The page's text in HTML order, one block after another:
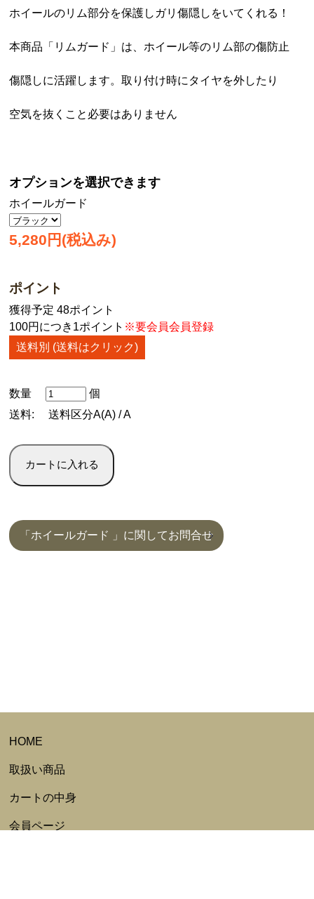
ホイールのリム部分を保護しガリ傷隠しをいてくれる！
本商品「リムガード」は、ホイール等のリム部の傷防止
傷隠しに活躍します。取り付け時にタイヤを外したり
空気を抜くこと必要はありません
オプションを選択できます
ホイールガード
5,280円(税込み)
ポイント
獲得予定 48ポイント
100円につき1ポイント ※要会員会員登録
送料別 (送料はクリック)
数量
個
送料:
送料区分A(A) / A
「ホイールガード 」に関してお問合せ
HOME
取扱い商品
カートの中身
会員ページ